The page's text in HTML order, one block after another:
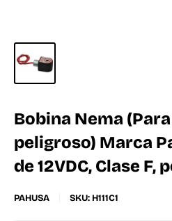
Bobina Nema
peligroso) Marca
de 12VDC, Clase F,
PAHUSA SKU: H111C1